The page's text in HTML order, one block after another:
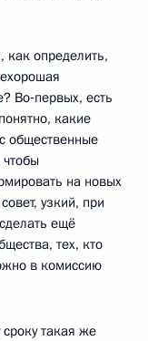
как определить,
Во‑первых, есть
какие
общественные
на новых
узкий, при
ещё
тех, кто
в комиссию
такая же